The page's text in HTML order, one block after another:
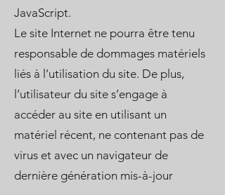
JavaScript.
Le site Internet ne pourra être tenu
responsable de dommages matériels
liés à l’utilisation du site. De plus,
l’utilisateur du site s’engage à
accéder au site en utilisant un
matériel récent, ne contenant pas de
virus et avec un navigateur de
dernière génération mis-à-jour